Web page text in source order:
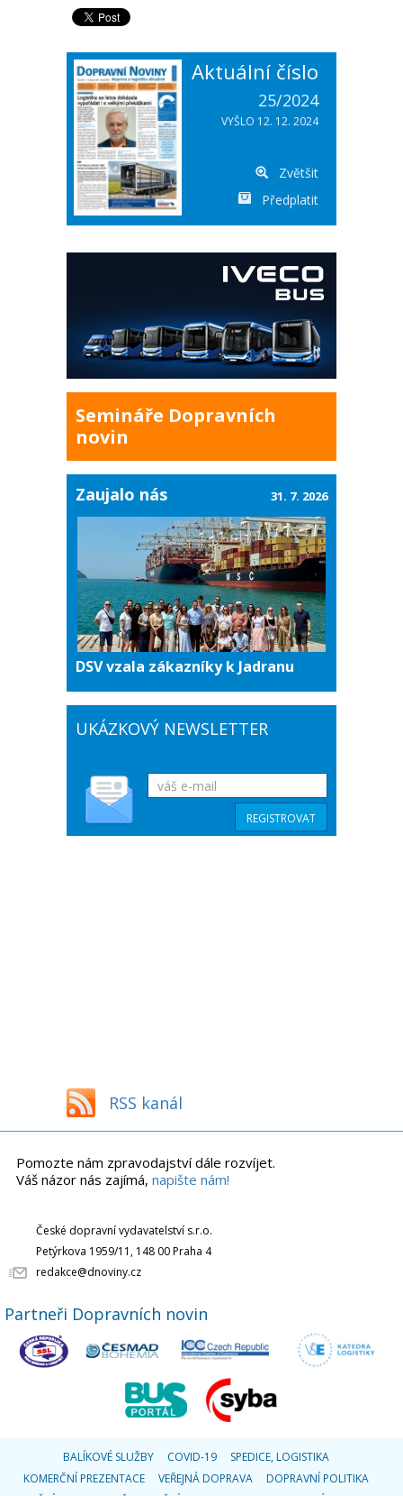
Aktuální číslo
25/2024
VYŠLO 12. 12. 2024
Zvětšit
Předplatit
Semináře Dopravních
novin
Zaujalo nás
DSV vzala zákazníky k Jadranu
31. 7. 2026
UKÁZKOVÝ NEWSLETTER
RSS kanál
Pomozte nám zpravodajství dále rozvíjet.
Váš názor nás zajímá, napište nám!
České dopravní vydavatelství s.r.o.
Petýrkova 1959/11, 148 00 Praha 4
redakce@dnoviny.cz
Partneři Dopravních novin
BALÍKOVÉ SLUŽBY COVID-19
SPEDICE, LOGISTIKA
KOMERČNÍ PREZENTACE
VEŘEJNÁ DOPRAVA
DOPRAVNÍ POLITIKA